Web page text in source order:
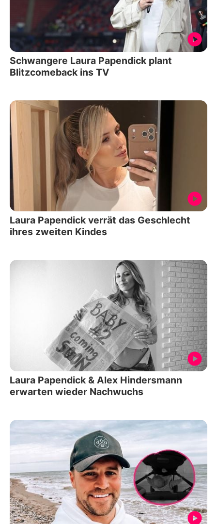
Schwangere Laura Papendick plant
Blitzcomeback ins TV
Laura Papendick verrät das Geschlecht
ihres zweiten Kindes
Laura Papendick & Alex Hindersmann
erwarten wieder Nachwuchs